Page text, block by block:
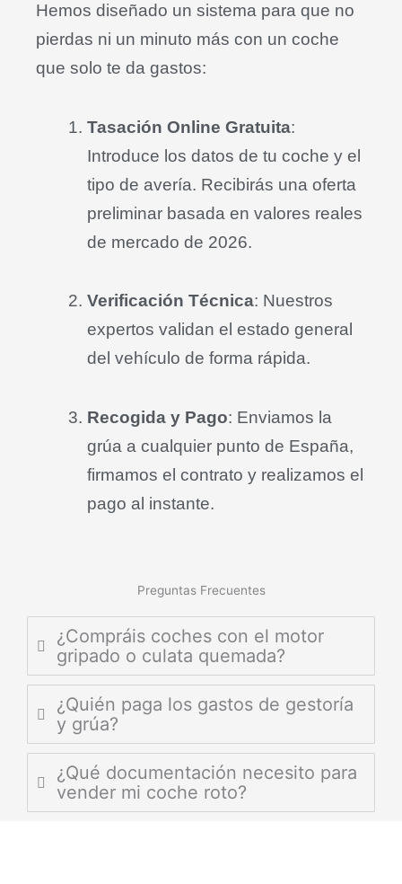
Hemos diseñado un sistema para que no
pierdas ni un minuto más con un coche
que solo te da gastos:
Tasación Online Gratuita:
Introduce los datos de tu coche y el
tipo de avería. Recibirás una oferta
preliminar basada en valores reales
de mercado de 2026.
Verificación Técnica: Nuestros
expertos validan el estado general
del vehículo de forma rápida.
Recogida y Pago: Enviamos la
grúa a cualquier punto de España,
firmamos el contrato y realizamos el
pago al instante.
Preguntas Frecuentes
¿Compráis coches con el motor
gripado o culata quemada?
¿Quién paga los gastos de gestoría
y grúa?
¿Qué documentación necesito para
vender mi coche roto?